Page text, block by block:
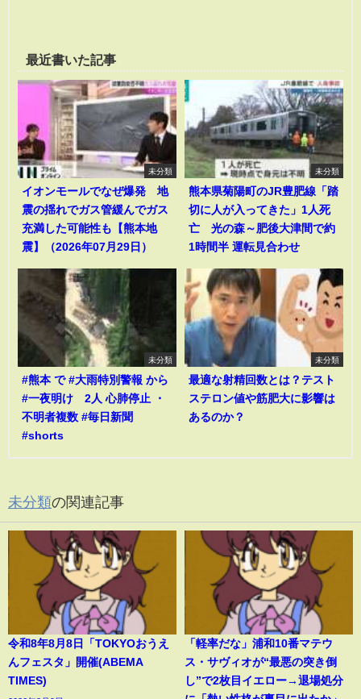
最近書いた記事
未分類
イオンモールでなぜ爆発 地
震の揺れでガス管緩んでガス
充満した可能性も【熊本地
震】（2026年07月29日）
未分類
熊本県菊陽町のJR豊肥線「踏
切に人が入ってきた」1人死
亡 光の森～肥後大津間で約
1時間半 運転見合わせ
未分類
#熊本 で #大雨特別警報 から
#一夜明け 2人 心肺停止 ・
不明者複数 #毎日新聞
#shorts
未分類
最適な射精回数とは？テスト
ステロン値や筋肥大に影響は
あるのか？
未分類の関連記事
令和8年8月8日「TOKYOおうえ
んフェスタ」開催(ABEMA
TIMES)
「軽率だな」浦和10番マテウ
ス・サヴィオが“最悪の突き倒
し”で2枚目イエロー→退場処分